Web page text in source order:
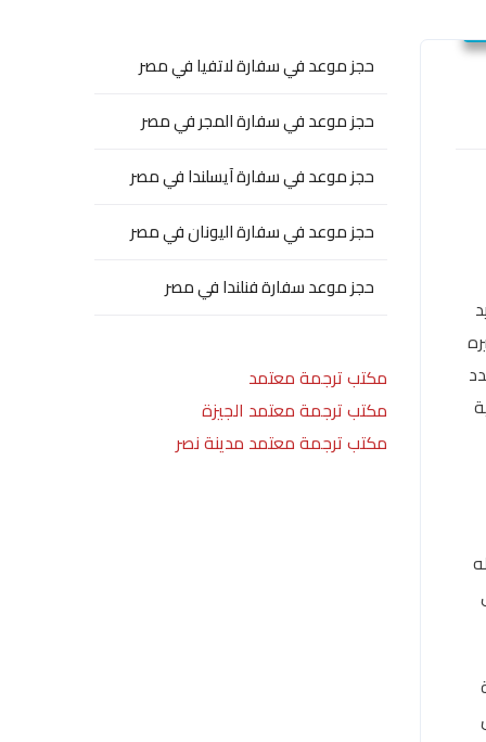
حجز موعد في سفارة لاتفيا في مصر
حجز موعد في سفارة المجر في مصر
حجز موعد في سفارة آيسلندا في مصر
حجز موعد في سفارة اليونان في مصر
حجز موعد سفارة فنلندا في مصر
مكتب ترجمة معتمد
مكتب ترجمة معتمد الجيزة
مكتب ترجمة معتمد مدينة نصر